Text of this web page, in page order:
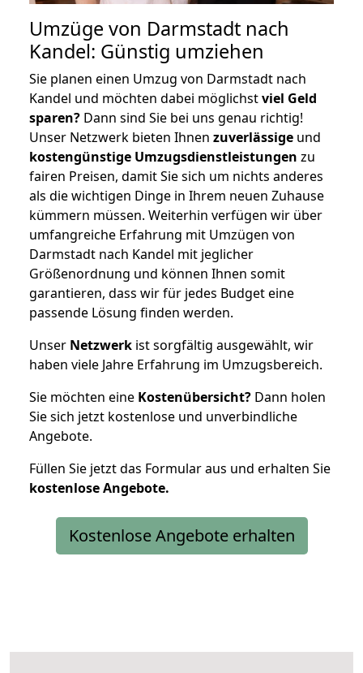
Umzüge von Darmstadt nach
Kandel: Günstig umziehen
Sie planen einen Umzug von Darmstadt nach
Kandel und möchten dabei möglichstviel Geld
sparen? Dann sind Sie bei uns genau richtig!
Unser Netzwerk bieten Ihnen zuverlässige und
kostengünstige Umzugsdienstleistungen zu
fairen Preisen, damit Sie sich um nichts anderes
als die wichtigen Dinge in Ihrem neuen Zuhause
kümmern müssen. Weiterhin verfügen wir über
umfangreiche Erfahrung mit Umzügen von
Darmstadt nach Kandel mit jeglicher
Größenordnung und können Ihnen somit
garantieren, dass wir für jedes Budget eine
passende Lösung finden werden.
Unser Netzwerk ist sorgfältig ausgewählt, wir
haben viele Jahre Erfahrung im Umzugsbereich.
Sie möchten eine Kostenübersicht? Dann holen
Sie sich jetzt kostenlose und unverbindliche
Angebote.
Füllen Sie jetzt das Formular aus und erhalten Sie
kostenloseAngebote.
Kostenlose Angebote erhalten